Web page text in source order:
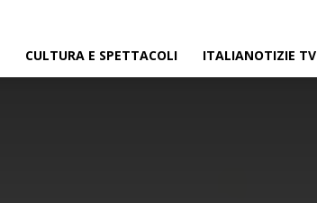
CULTURA E SPETTACOLI ITALIANOTIZIE TV